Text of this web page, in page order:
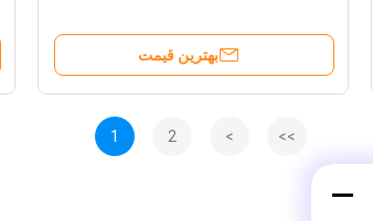
بهترین قیمت
1 2 > >>